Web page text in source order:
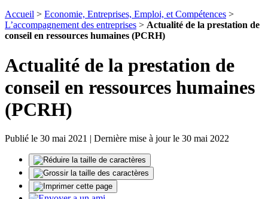
Accueil > Economie, Entreprises, Emploi, et Compétences >
L’accompagnement des entreprises > Actualité de la prestation de
conseil en ressources humaines (PCRH)
Actualité de la prestation de
conseil en ressources humaines
(PCRH)
Publié le 30 mai 2021 | Dernière mise à jour le 30 mai 2022